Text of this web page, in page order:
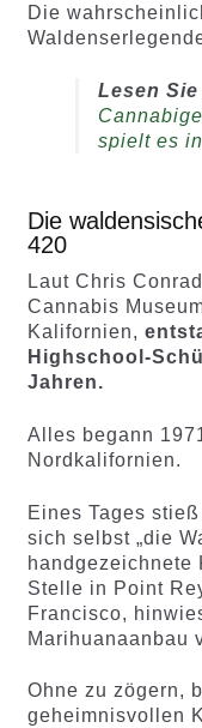
Die
Lesen
spielt es
Die
420
Laut Chris
Cannabis
Kalifornien,
Highschool-
Jahren.
Alles begann
Nordkalifornien.
Eines Tages
sich selbst „die
handgezeichnete
Stelle in Point
Francisco,
Marihuanaanbau
Ohne zu zögern,
geheimnisvollen